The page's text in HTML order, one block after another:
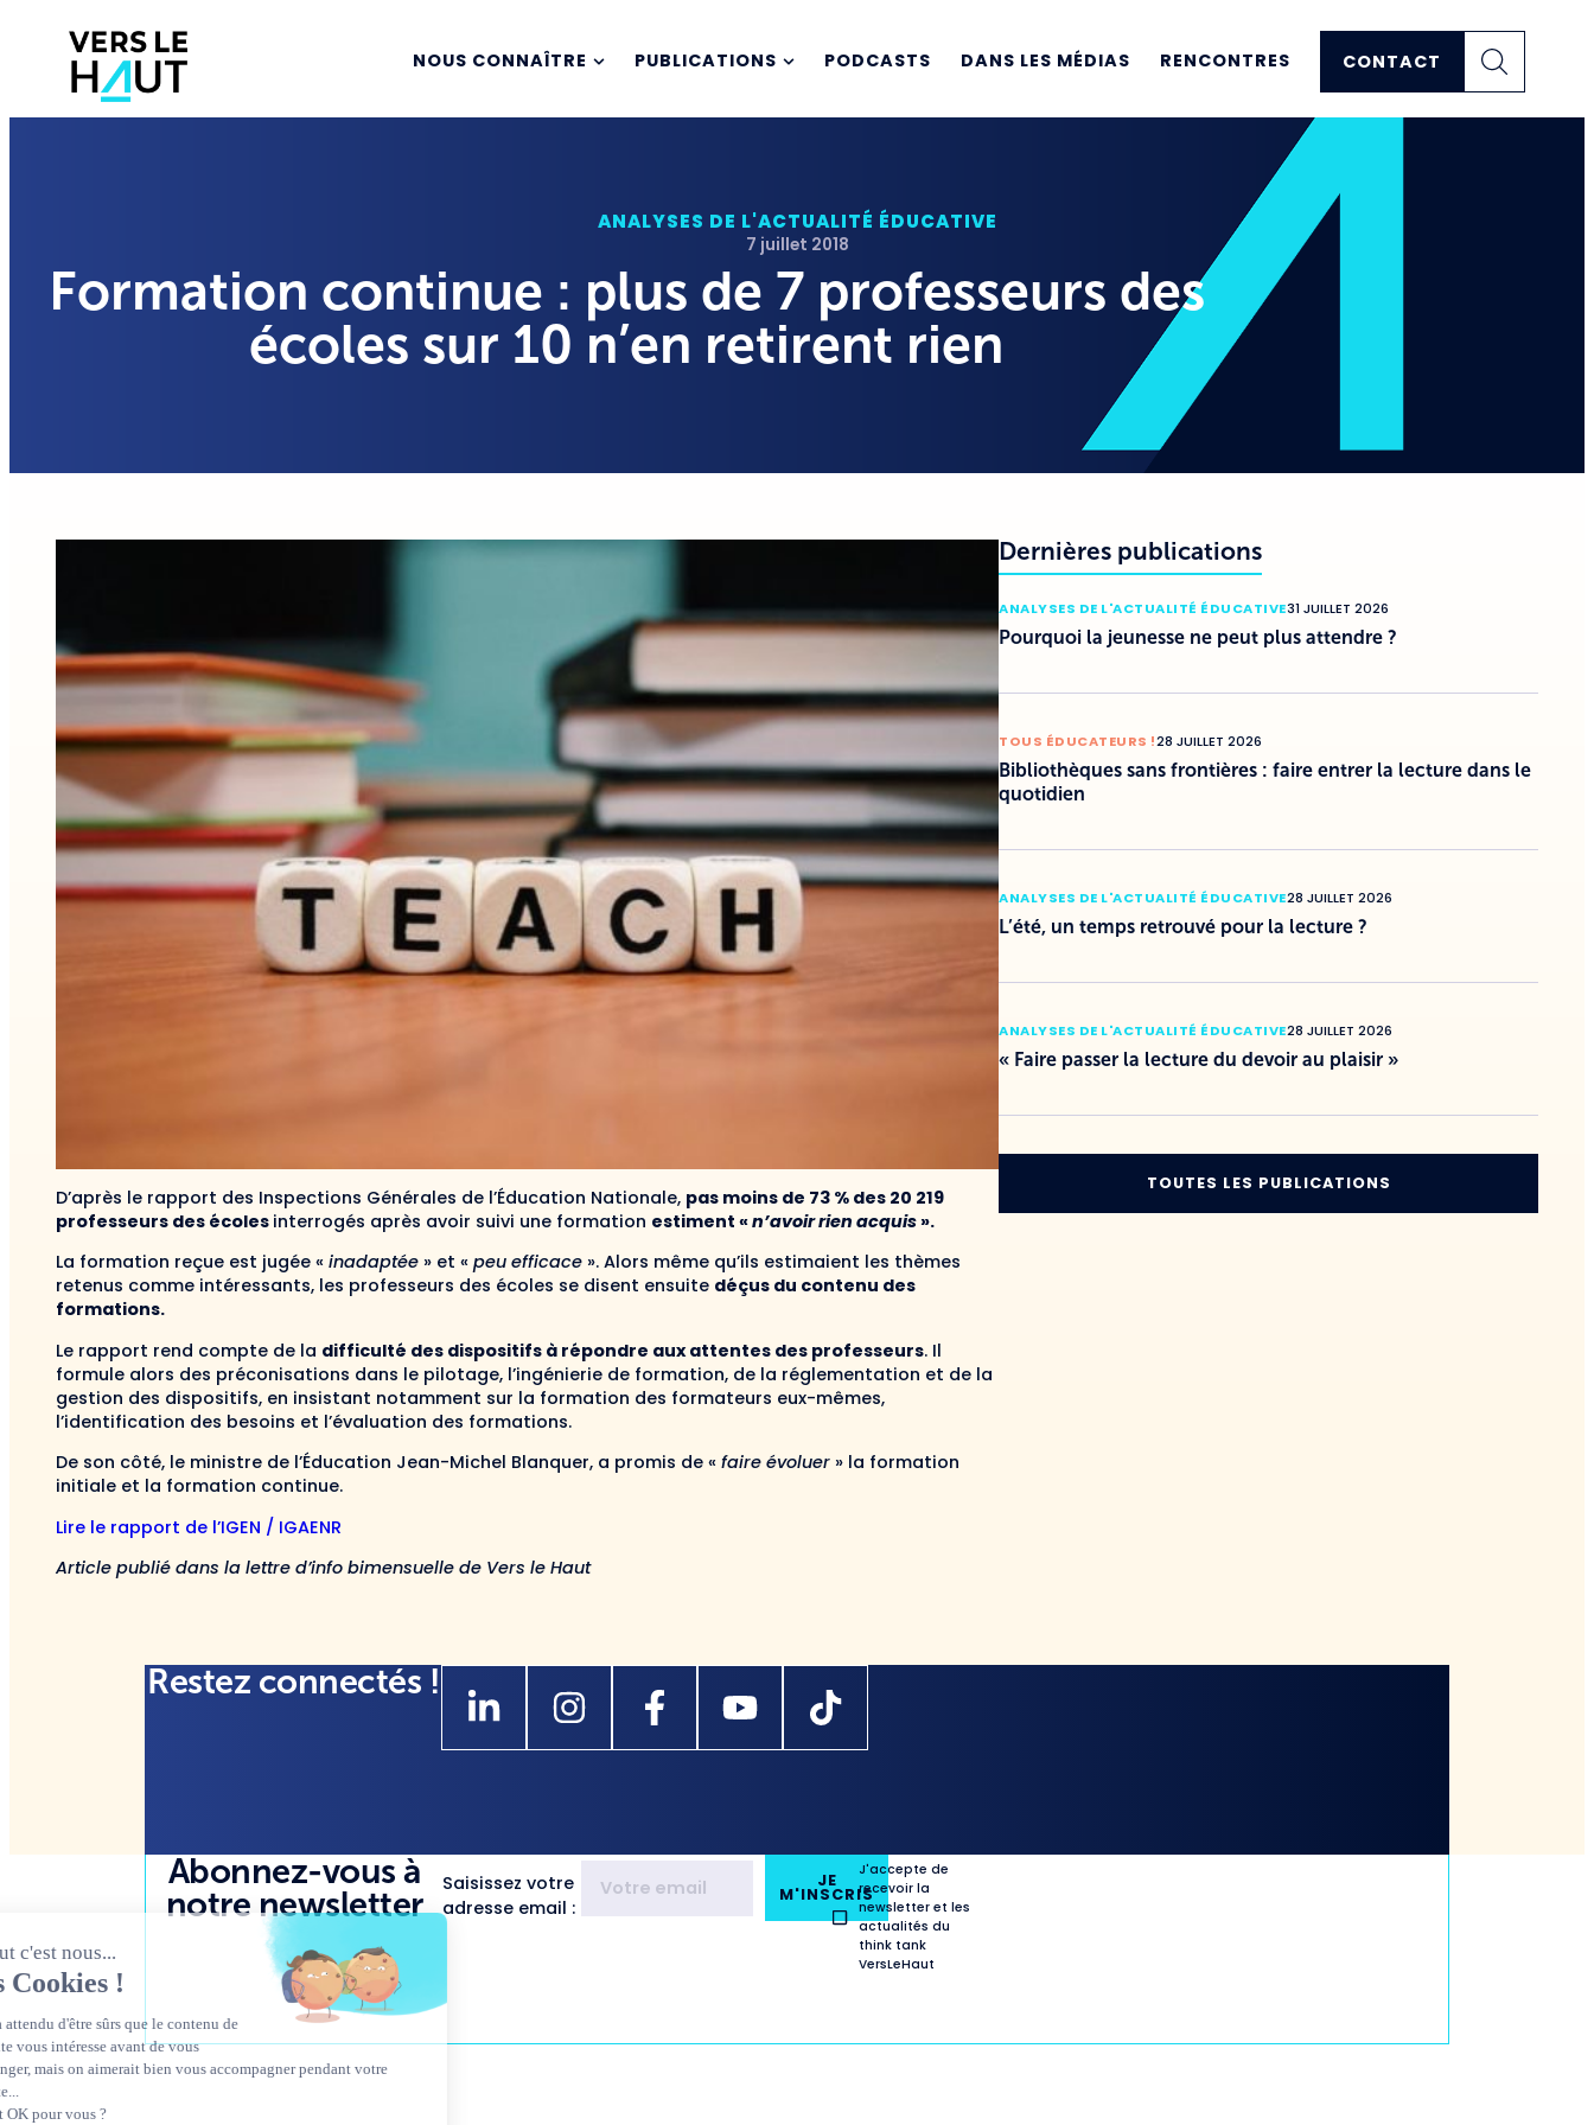
NOUS CONNAÎTRE PUBLICATIONS PODCASTS DANS LES MÉDIAS RENCONTRES CONTACT
ANALYSES DE L'ACTUALITÉ ÉDUCATIVE
7 juillet 2018
Formation continue : plus de 7 professeurs des
écoles sur 10 n’en retirent rien
D’après le rapport des Inspections Générales de l’Éducation Nationale, pas moins de 73 % des 20 219
professeurs des écoles interrogés après avoir suivi une formation estiment «n’avoir rien acquis ».
La formation reçue est jugée « inadaptée » et « peu efficace ». Alors même qu’ils estimaient les thèmes
retenus comme intéressants, les professeurs des écoles se disent ensuite déçus du contenu des
formations.
Le rapport rend compte de la difficulté des dispositifs à répondre aux attentes des professeurs. Il
formule alors des préconisations dans le pilotage, l’ingénierie de formation, de la réglementation et de la
gestion des dispositifs, en insistant notamment sur la formation des formateurs eux-mêmes,
l’identification des besoins et l’évaluation des formations.
De son côté, le ministre de l’Éducation Jean-Michel Blanquer, a promis de « faire évoluer » la formation
initiale et la formation continue.
Lire le rapport de l’IGEN / IGAENR
Article publié dans la lettre d’info bimensuelle de Vers le Haut
Dernières publications
ANALYSES DE L'ACTUALITÉ ÉDUCATIVE31 JUILLET 2026
Pourquoi la jeunesse ne peut plus attendre ?
TOUS ÉDUCATEURS !28 JUILLET 2026
Bibliothèques sans frontières : faire entrer la lecture dans le
quotidien
ANALYSES DE L'ACTUALITÉ ÉDUCATIVE28 JUILLET 2026
L’été, un temps retrouvé pour la lecture ?
ANALYSES DE L'ACTUALITÉ ÉDUCATIVE28 JUILLET 2026
« Faire passer la lecture du devoir au plaisir »
TOUTES LES PUBLICATIONS
Restez connectés !
Abonnez-vous à
notre newsletter
Saisissez votre
adresse email :
JE
M'INSCRIS
J'accepte de
recevoir la
newsletter et les
actualités du
think tank
VersLeHaut